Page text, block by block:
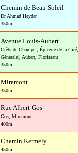
Chemin de Beau-Soleil
Dr Ahmad Haydar
350m
Avenue Louis-Aubert
Crêts-de-Champel Épicerie de la Cité,
Générale), Aubert, Florissant
350m
Miremont
350m
Rue Albert-Gos
Gos, Miremont
400m
Chemin Kermely
450m